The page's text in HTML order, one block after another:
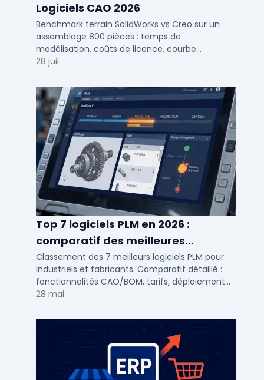
Logiciels CAO 2026
Benchmark terrain SolidWorks vs Creo sur un
assemblage 800 pièces : temps de
modélisation, coûts de licence, courbe
d'apprentissage et intégration PLM pour bureaux
28 juil.
Top 7 logiciels PLM en 2026 :
comparatif des meilleures
solutions de gestion du cycle de vie
produit
Classement des 7 meilleurs logiciels PLM pour
industriels et fabricants. Comparatif détaillé :
fonctionnalités CAO/BOM, tarifs, déploiement
cloud ou on-premise, avis utilisateurs PME et ETI.
28 mai